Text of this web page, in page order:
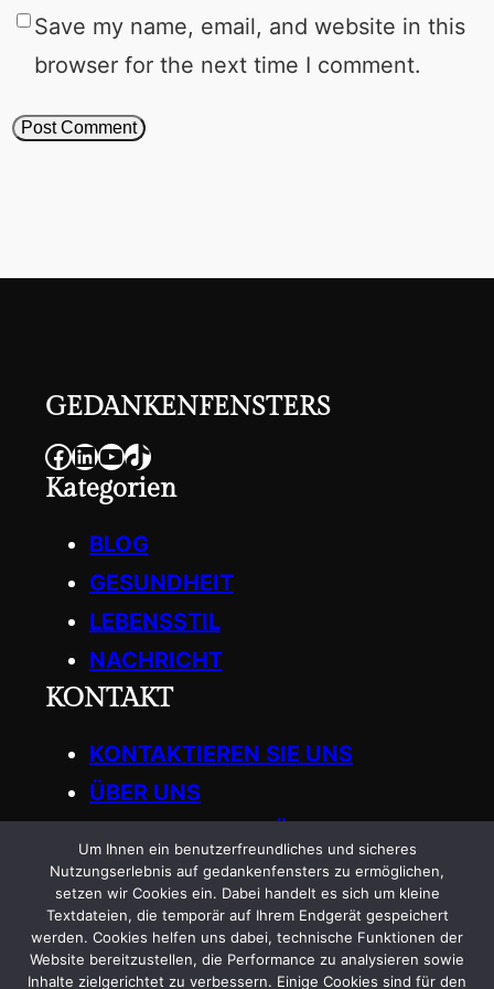
Save my name, email, and website in this
browser for the next time I comment.
GEDANKENFENSTERS
Facebook LinkedIn YouTube TikTok
Kategorien
BLOG
GESUNDHEIT
LEBENSSTIL
NACHRICHT
KONTAKT
KONTAKTIEREN SIE UNS
ÜBER UNS
Get in Touch
General:
info.gedankenfensters@gmail.com
Um Ihnen ein benutzerfreundliches und sicheres
Nutzungserlebnis auf gedankenfensters zu ermöglichen,
setzen wir Cookies ein. Dabei handelt es sich um kleine
Textdateien, die temporär auf Ihrem Endgerät gespeichert
werden. Cookies helfen uns dabei, technische Funktionen der
Website bereitzustellen, die Performance zu analysieren sowie
Inhalte zielgerichtet zu verbessern. Einige Cookies sind für den